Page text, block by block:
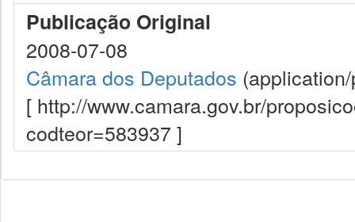
Publicação Original
2008-07-08
Câmara dos Deputados
[ http://www.camara.gov.br/
codteor=583937 ]